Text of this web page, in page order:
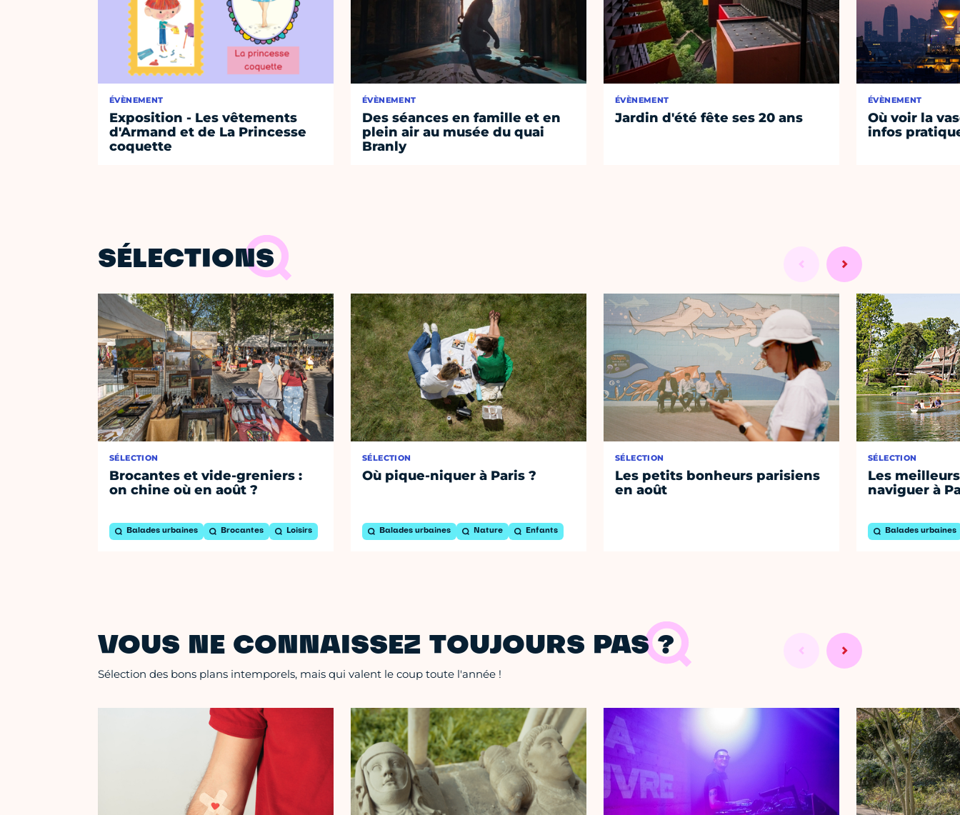
ÉVÈNEMENT
Exposition - Les vêtements
d'Armand et de La Princesse
coquette
ÉVÈNEMENT
Des séances en famille et en
plein air au musée du quai
Branly
ÉVÈNEMENT
Jardin d'été fête ses 20 ans
ÉVÈNEMENT
Où voir la
infos
SÉLECTIONS
SÉLECTION
Brocantes et vide-greniers :
on chine où en août ?
Balades urbaines Brocantes Loisirs
SÉLECTION
Où pique-niquer à Paris ?
Balades urbaines Nature Enfants
SÉLECTION
Les petits bonheurs parisiens
en août
SÉLECTION
Les
naviguer à
Balades urbaines
VOUS NE CONNAISSEZ TOUJOURS PAS ?
Sélection des bons plans intemporels, mais qui valent le coup toute l'année !